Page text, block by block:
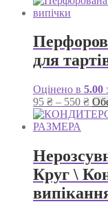
до
для
Оцінено в 5.00
95 ₴ – 550 ₴
цін:
550
Круг \